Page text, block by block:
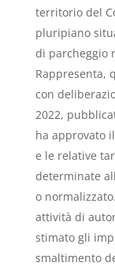
territorio del
pluripiano
di parcheggio
Rappresenta,
con
2022,
ha approvato
e le relative
determinate
o
attività di
stimato gli
smaltimento